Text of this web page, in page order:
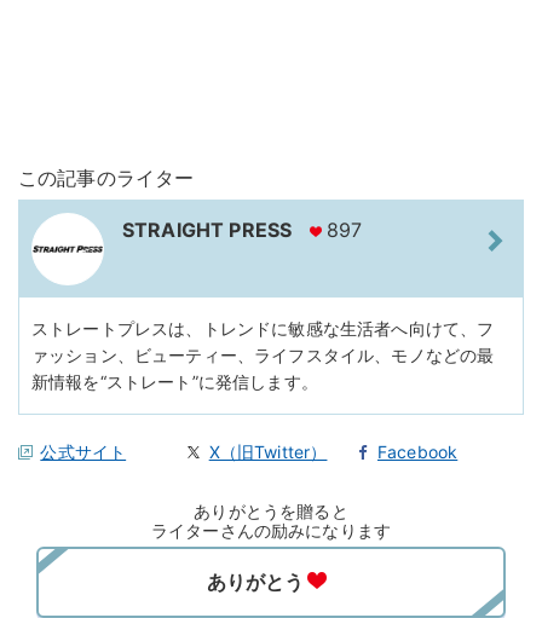
この記事のライター
STRAIGHT PRESS 897
ストレートプレスは、トレンドに敏感な生活者へ向けて、フ
ァッション、ビューティー、ライフスタイル、モノなどの最
新情報を“ストレート”に発信します。
公式サイト X（旧Twitter） Facebook
ありがとうを贈ると
ライターさんの励みになります